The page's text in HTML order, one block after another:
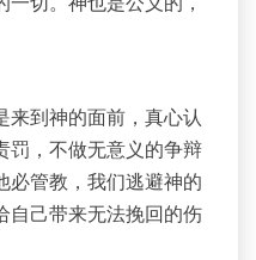
来到神的面前，真心认
罚，不做无意义的争辩
必管教，我们逃避神的
自己带来无法挽回的伤